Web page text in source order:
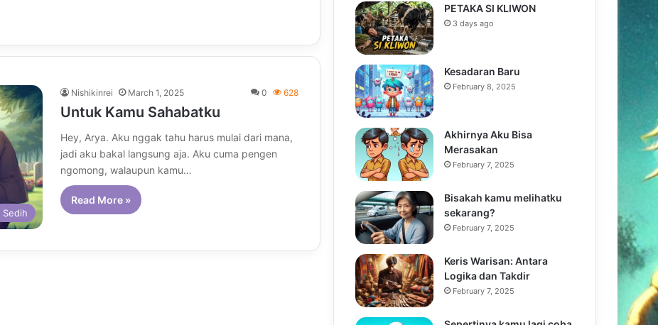
Sedih
Nishikinrei March 1, 2025 0 628
Untuk Kamu Sahabatku
Hey, Arya. Aku nggak tahu harus mulai dari mana,
jadi aku bakal langsung aja. Aku cuma pengen
ngomong, walaupun kamu…
Read More »
PETAKA SI KLIWON
3 days ago
Kesadaran Baru
February 8, 2025
Akhirnya Aku Bisa
Merasakan
February 7, 2025
Bisakah kamu melihatku
sekarang?
February 7, 2025
Keris Warisan: Antara
Logika dan Takdir
February 7, 2025